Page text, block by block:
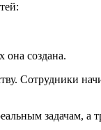
она создана.
Сотрудники
задачам,